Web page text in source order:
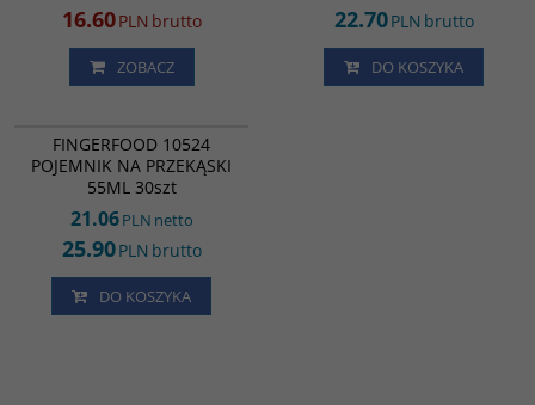
16.60PLN brutto
ZOBACZ
22.70PLN brutto
DO KOSZYKA
FINGERFOOD 10524
POJEMNIK NA PRZEKĄSKI
55ML 30szt
21.06PLN netto
25.90PLN brutto
DO KOSZYKA